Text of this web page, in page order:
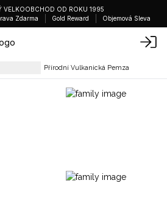
VELKOOBCHOD OD ROKU 1995
Zdarma Gold Reward Objemová Sleva
Přírodní Vulkanická Pemza